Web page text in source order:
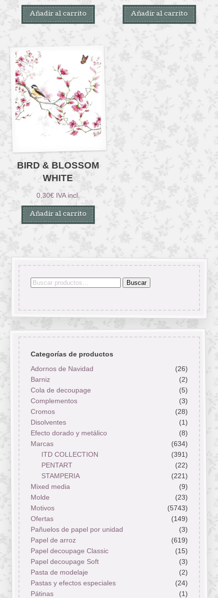
Añadir al carrito Añadir al carrito
BIRD & BLOSSOM
WHITE
0,30€ IVA incl.
Añadir al carrito
Buscar
Buscar
Categorías de productos
Adornos de Navidad
(26)
Barniz
(2)
Cola de decoupage
(5)
Complementos
(3)
Cromos
(28)
Disolventes
(1)
Efecto dorado y metálico
(8)
Marcas
(634)
ITD COLLECTION
(391)
PENTART
(22)
STAMPERIA
(221)
Mixed media
(9)
Molde
(23)
Motivos
(5743)
Ofertas
(149)
Pañuelos de papel por unidad
(3)
Papel de arroz
(619)
Papel decoupage Classic
(15)
Papel decoupage Soft
(3)
Pasta de modelaje
(2)
Pastas y efectos especiales
(24)
Pátinas
(1)